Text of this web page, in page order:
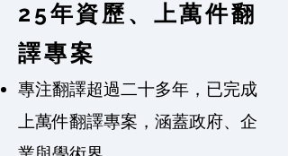
25年資歷、上萬件翻
譯專案
專注翻譯超過二十多年，已完成
上萬件翻譯專案，涵蓋政府、企